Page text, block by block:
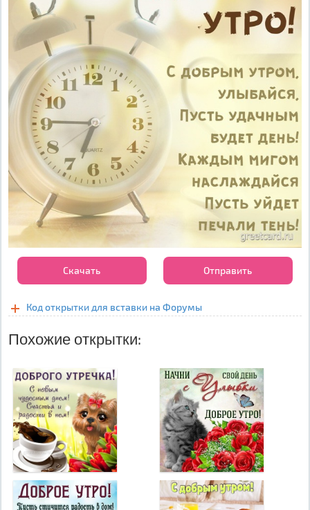
Скачать Отправить
Код открытки для вставки на Форумы
Похожие открытки: